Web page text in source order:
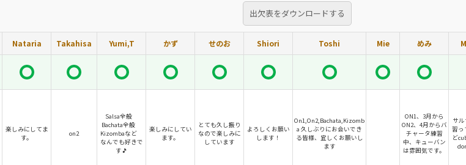
出欠表をダウンロードする
Nataria Takahisa Yumi,T かず せのお Shiori Toshi Mie めみ
楽しみにしてま
す。
on2
Salsa全般
Bachata全般
Kizombaなど
なんでも好きで
す🎵
楽しみにしてい
ます。
とても久し振り
なので楽しみに
しています
よろしくお願い
します！
On1,On2,Bachata,Kizomb
a 久しぶりにお会いでき
る皆様、宜しくお願いし
ます
ON1、3月から
ON2、4月からバ
チャータ練習
中、キューバン
は雰囲気です。
サ
習っ
ど